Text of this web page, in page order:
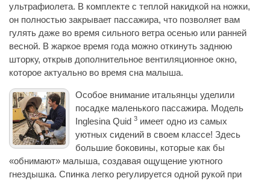
ультрафиолета. В комплекте с теплой накидкой на ножки,
он полностью закрывает пассажира, что позволяет вам
гулять даже во время сильного ветра осенью или ранней
весной. В жаркое время года можно откинуть заднюю
шторку, открыв дополнительное вентиляционное окно,
которое актуально во время сна малыша.
Особое внимание итальянцы уделили
посадке маленького пассажира. Модель
Inglesina Quid 3 имеет одно из самых
уютных сидений в своем классе! Здесь
большие боковины, которые как бы
«обнимают» малыша, создавая ощущение уютного
гнездышка. Спинка легко регулируется одной рукой при